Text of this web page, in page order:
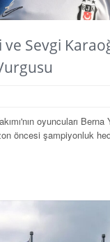
ve Sevgi
oyuncuları
öncesi şampiyonluk